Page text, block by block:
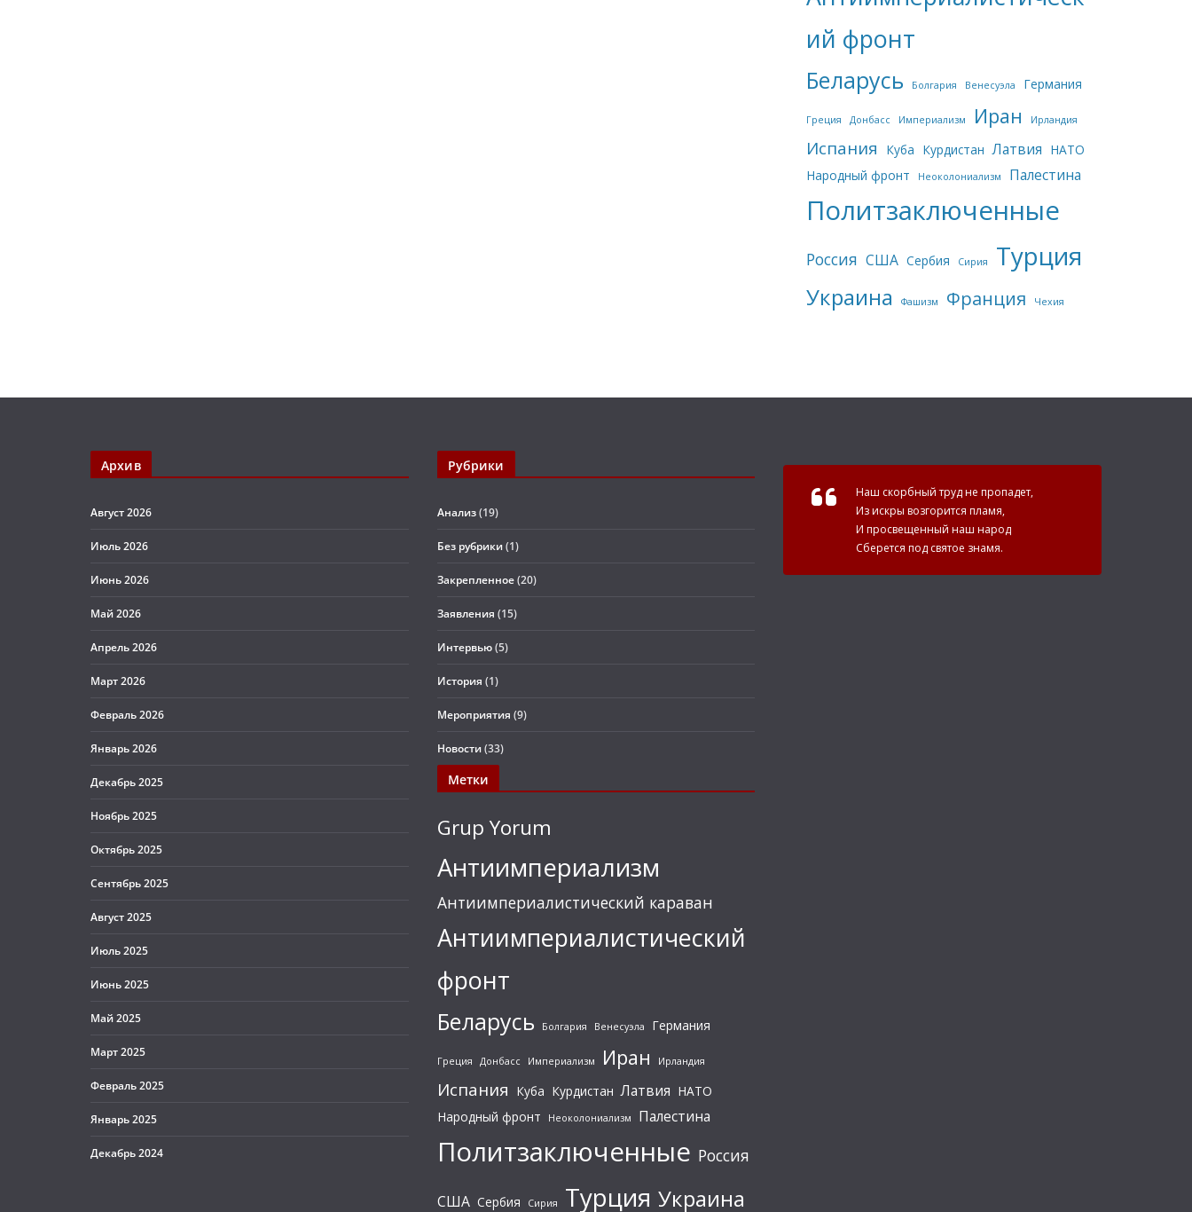
ий фронт
Беларусь Болгария Венесуэла Германия
Греция Донбасс Империализм Иран Ирландия
Испания Куба Курдистан Латвия НАТО
Народный фронт
Неоколониализм Палестина
Политзаключенные
Россия США Сербия Сирия Турция
Украина Фашизм Франция Чехия
Архив
Август 2026
Июль 2026
Июнь 2026
Май 2026
Апрель 2026
Март 2026
Февраль 2026
Январь 2026
Декабрь 2025
Ноябрь 2025
Октябрь 2025
Сентябрь 2025
Август 2025
Июль 2025
Июнь 2025
Май 2025
Март 2025
Февраль 2025
Январь 2025
Декабрь 2024
Рубрики
Анализ(19)
Без рубрики(1)
Закрепленное(20)
Заявления (15)
Интервью(5)
История (1)
Мероприятия (9)
Новости(33)
Метки
Grup Yorum
Антиимпериализм
Антиимпериалистический караван
Антиимпериалистический
фронт
Беларусь Болгария Венесуэла Германия
Греция Донбасс Империализм Иран Ирландия
Испания Куба Курдистан Латвия НАТО
Народный фронт
Неоколониализм Палестина
Политзаключенные Россия
США Сербия Сирия Турция Украина
Наш скорбный труд не пропадет,
Из искры возгорится пламя,
И просвещенный наш народ
Сберется под святое знамя.